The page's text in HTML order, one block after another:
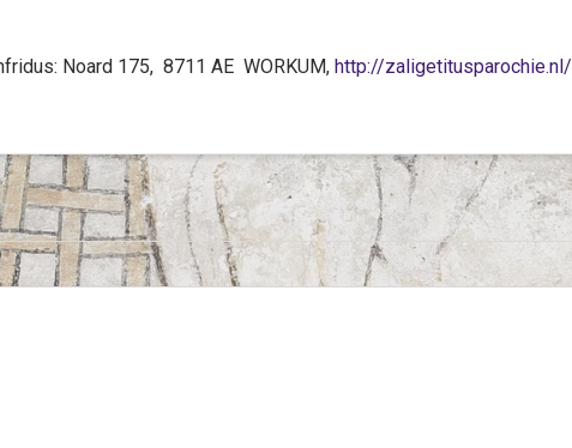
Noard 175, 8711 AE WORKUM, http://zaligetitusparochie.nl/